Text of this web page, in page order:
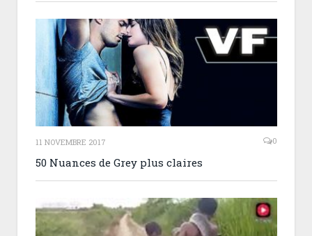
11 NOVEMBRE 2017 0
50 Nuances de Grey plus claires